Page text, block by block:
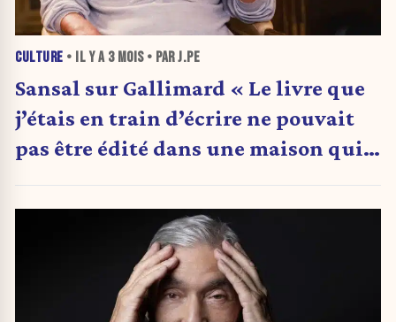
CULTURE • IL Y A 3 MOIS• PAR J.PE
Sansal sur Gallimard « Le livre que
j’étais en train d’écrire ne pouvait
pas être édité dans une maison qui
d’expression le cœur de son soutien.